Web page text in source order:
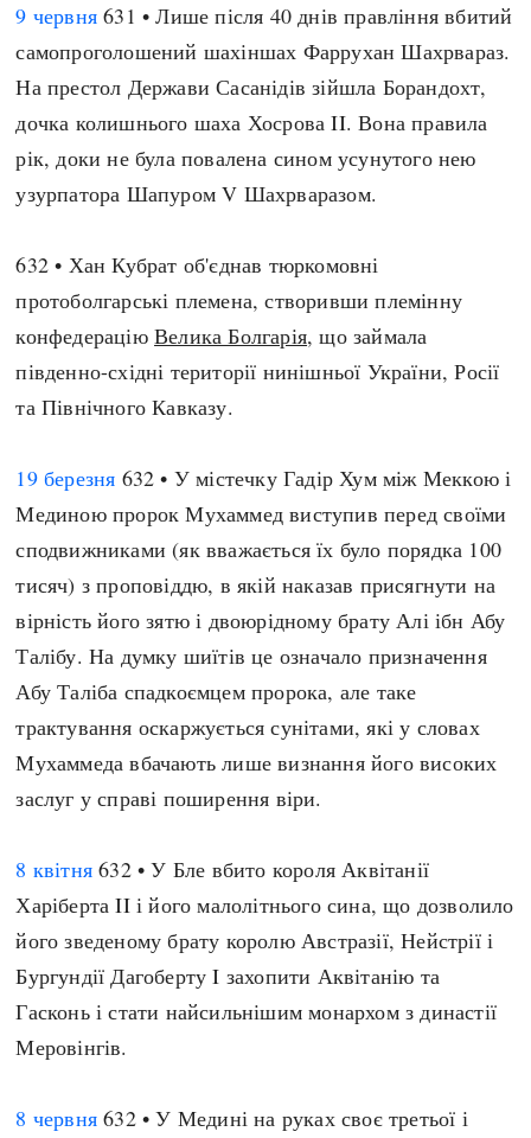
9 червня 631 • Лише після 40 днів правління вбитий
самопроголошений шахіншах Фаррухан Шахрвараз.
На престол Держави Сасанідів зійшла Борандохт,
дочка колишнього шаха Хосрова II. Вона правила
рік, доки не була повалена сином усунутого нею
узурпатора Шапуром V Шахрваразом.
632 • Хан Кубрат об'єднав тюркомовні
протоболгарські племена, створивши племінну
конфедераціюВелика Болгарія, що займала
південно-східні території нинішньої України, Росії
та Північного Кавказу.
19 березня 632 • У містечку Гадір Хум між Меккою і
Мединою пророк Мухаммед виступив перед своїми
сподвижниками (як вважається їх було порядка 100
тисяч) з проповіддю, в якій наказав присягнути на
вірність його зятю і двоюрідному брату Алі ібн Абу
Талібу. На думку шиїтів це означало призначення
Абу Таліба спадкоємцем пророка, але таке
трактування оскаржується сунітами, які у словах
Мухаммеда вбачають лише визнання його високих
заслуг у справі поширення віри.
8 квітня 632 • У Бле вбито короля Аквітанії
Харіберта II і його малолітнього сина, що дозволило
його зведеному брату королю Австразії, Нейстрії і
Бургундії Дагоберту I захопити Аквітанію та
Гасконь і стати найсильнішим монархом з династії
Меровінгів.
8 червня 632 • У Медині на руках своє третьої і